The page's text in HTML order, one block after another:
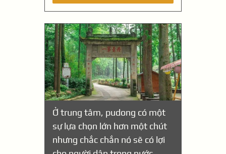
Ở trung tâm, pudong có một
sự lựa chọn lớn hơn một chút
nhưng chắc chắn nó sẽ có lợi